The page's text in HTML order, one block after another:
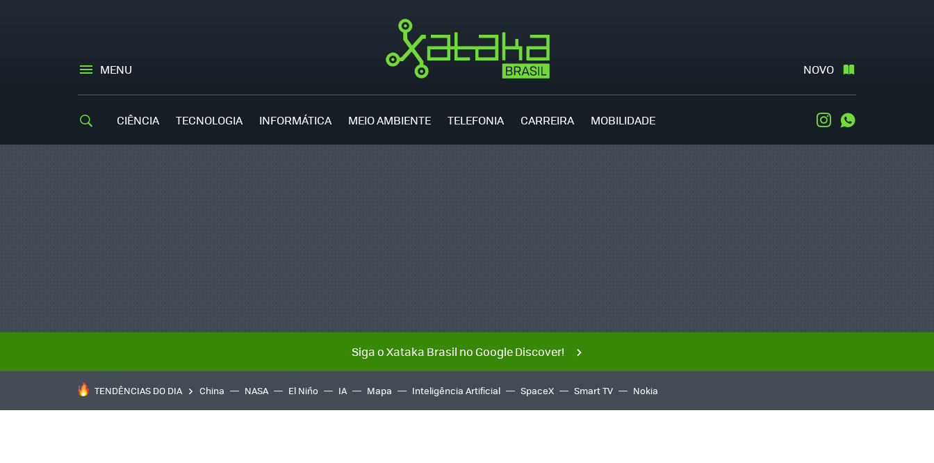
MENU NOVO
CIÊNCIA TECNOLOGIA INFORMÁTICA MEIO AMBIENTE TELEFONIA CARREIRA MOBILIDADE Instagram
Siga o Xataka Brasil no Google Discover!
TENDÊNCIAS DO DIA China NASA El Niño IA Mapa Inteligência Artificial SpaceX Smart TV Nokia